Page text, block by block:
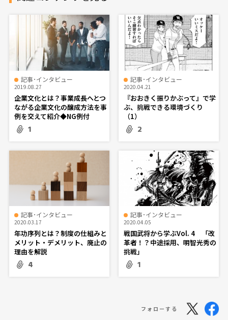
記事･インタビュー
2019.08.27
企業文化とは？事業成長へとつ
ながる企業文化の醸成方法を事
例を交えて紹介◆NG例付
1
記事･インタビュー
2020.04.21
『おおきく振りかぶって』で学
ぶ、挑戦できる環境づくり
（1）
2
記事･インタビュー
2020.03.17
年功序列とは？制度の仕組みと
メリット・デメリット、廃止の
理由を解説
4
記事･インタビュー
2020.04.05
戦国武将から学ぶVol. 4 「改
革者！？中途採用、明智光秀の
挑戦」
1
フォローする